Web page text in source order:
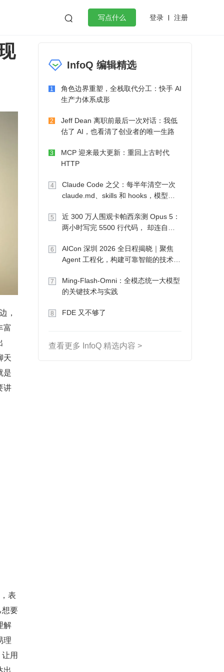
 写点什么 登录 注册
作
微服务架构 flutter
富
天
是
讲
要
解
理
用
出
InfoQ 编辑精选
1
角色边界重塑，全栈取代分工：快手 AI
生产力体系成形
2
Jeff Dean 离职前最后一次对话：我低
估了 AI，也看清了创业者的唯一生路
3
MCP 迎来最大更新：重回上古时代
HTTP
4
Claude Code 之父：每半年清空一次
claude.md、skills 和 hooks，模型自
5
近 300 万人围观卡帕西亲测 Opus 5：
两小时写完 5500 行代码， 却连自己
6
AICon 深圳 2026 全日程揭晓｜聚焦
Agent 工程化，构建可靠智能的技术路
7
Ming-Flash-Omni：全模态统一大模型
的关键技术与实践
8 FDE 又不够了
查看更多 InfoQ 精选内容 >